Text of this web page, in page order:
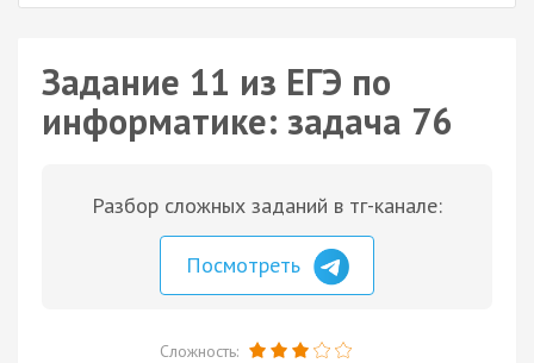
Задание 11 из ЕГЭ по
информатике: задача 76
Разбор сложных заданий в тг-канале:
Посмотреть
Сложность: